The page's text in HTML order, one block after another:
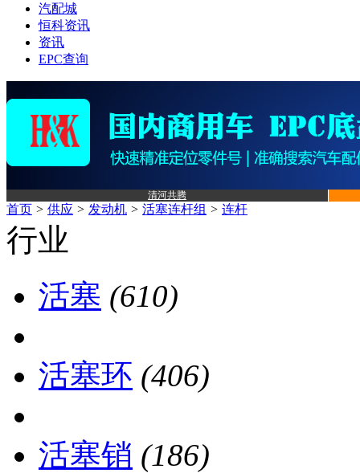
汽配城
恒科资讯
资讯
EPC查询
清河共腾
首页 > 供应 > 发动机 > 活塞连杆组 > 连杆
行业
活塞 (610)
活塞环 (406)
活塞销 (186)